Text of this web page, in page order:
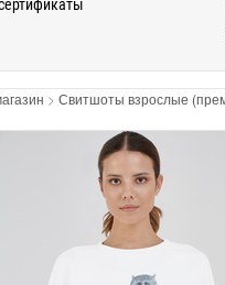
> Свитшоты взрослые